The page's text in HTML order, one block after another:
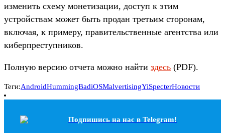
изменить схему монетизации, доступ к этим
устройствам может быть продан третьим сторонам,
включая, к примеру, правительственные агентства или
киберпреступников.
Полную версию отчета можно найти здесь (PDF).
Теги:AndroidHummingBadiOSMalvertisingYiSpecterНовости
Подпишись на наc в Telegram!